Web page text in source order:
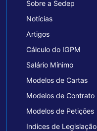
Sobre a Sedep
Notícias
Artigos
Cálculo do IGPM
Salário Mínimo
Modelos de Cartas
Modelos de Contrato
Modelos de Petições
Indices de Legislação